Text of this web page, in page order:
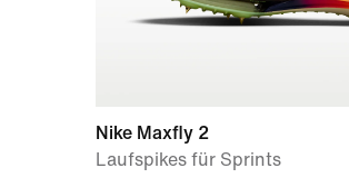
Nike Maxfly 2
Laufspikes für Sprints